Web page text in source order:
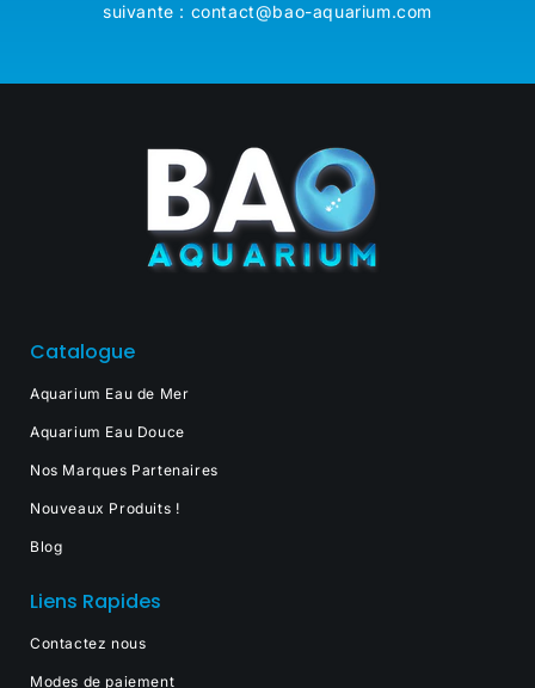
suivante : contact@bao-aquarium.com
Catalogue
Aquarium Eau de Mer
Aquarium Eau Douce
Nos Marques Partenaires
Nouveaux Produits !
Blog
Liens Rapides
Contactez nous
Modes de paiement